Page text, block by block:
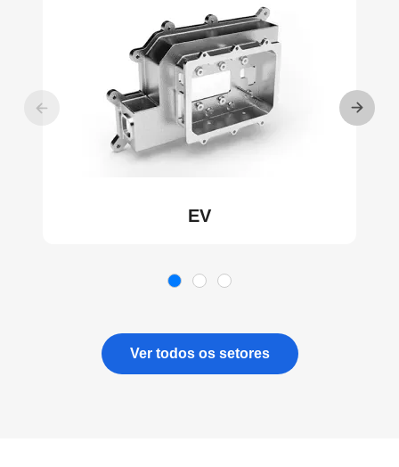
EV
Ver todos os setores